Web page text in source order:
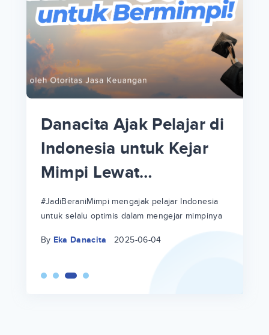
Danacita Ajak Pelajar di
Indonesia untuk Kejar
Mimpi Lewat
#JadiBeraniMimpi
#JadiBeraniMimpi mengajak pelajar Indonesia
untuk selalu optimis dalam mengejar mimpinya
By Eka Danacita 2025-06-04